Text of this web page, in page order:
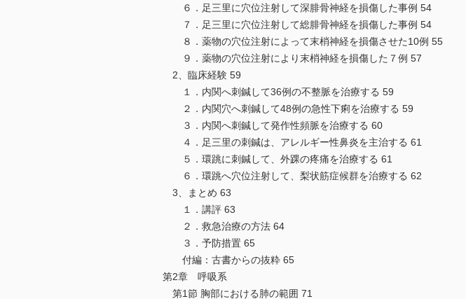
６．足三里に穴位注射して深腓骨神経を損傷した事例 54
７．足三里に穴位注射して総腓骨神経を損傷した事例 54
８．薬物の穴位注射によって末梢神経を損傷させた10例 55
９．薬物の穴位注射により末梢神経を損傷した７例 57
2、臨床経験 59
１．内関へ刺鍼して36例の不整脈を治療する 59
２．内関穴へ刺鍼して48例の急性下痢を治療する 59
３．内関へ刺鍼して発作性頻脈を治療する 60
４．足三里の刺鍼は、アレルギー性鼻炎を主治する 61
５．環跳に刺鍼して、外踝の疼痛を治療する 61
６．環跳へ穴位注射して、梨状筋症候群を治療する 62
3、まとめ 63
１．講評 63
２．救急治療の方法 64
３．予防措置 65
付編：古書からの抜粋 65
第2章 呼吸系
第1節 胸部における肺の範囲 71